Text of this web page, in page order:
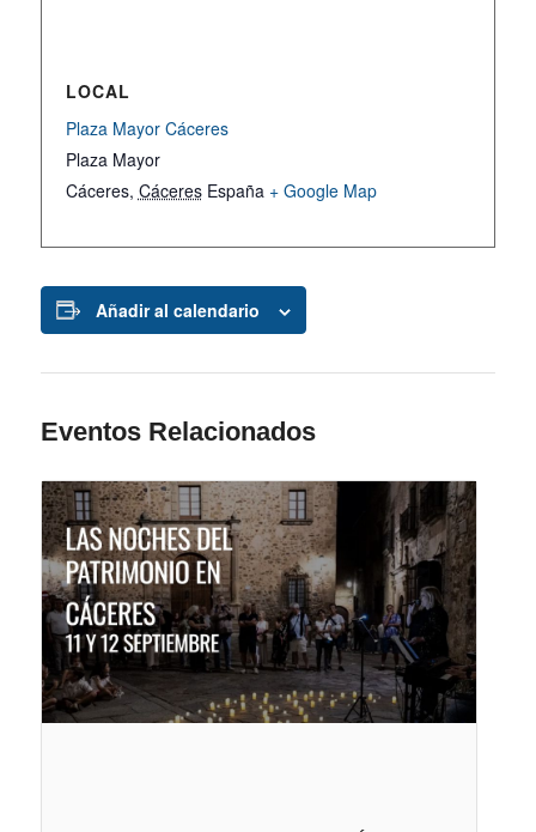
LOCAL
Plaza Mayor Cáceres
Plaza Mayor
Cáceres, Cáceres España + Google Map
Añadir al calendario
Eventos Relacionados